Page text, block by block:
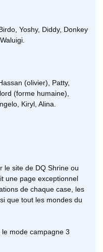
Yoshy, Diddy, Donkey
(olivier), Patty,
(forme humaine),
Kiryl, Alina.
le site de DQ Shrine ou
une page exceptionnel
de chaque case, les
que tout les mondes du
mode campagne 3